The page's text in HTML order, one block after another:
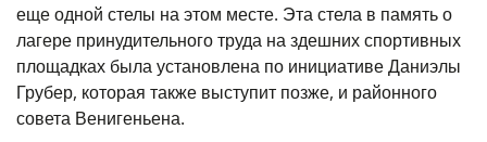
еще одной стелы на этом месте. Эта стела в память о
лагере принудительного труда на здешних спортивных
площадках была установлена по инициативе Даниэлы
Грубер, которая также выступит позже, и районного
совета Венигеньена.